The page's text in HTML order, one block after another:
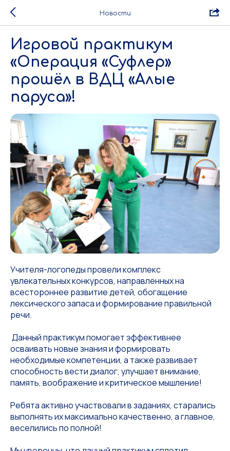
Новости
Игровой практикум
«Операция «Суфлер»
прошёл в ВДЦ «Алые
паруса»!
Учителя-логопеды провели комплекс
увлекательных конкурсов, направленных на
всестороннее развитие детей, обогащение
лексического запаса и формирование правильной
речи.
️ Данный практикум помогает эффективнее
осваивать новые знания и формировать
необходимые компетенции, а также развивает
способность вести диалог, улучшает внимание,
память, воображение и критическое мышление!
Ребята активно участвовали в заданиях, старались
выполнять их максимально качественно, а главное,
веселились по полной!